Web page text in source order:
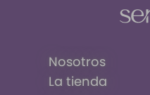
Nosotros
La tienda